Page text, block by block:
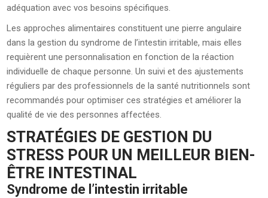
adéquation avec vos besoins spécifiques.
Les approches alimentaires constituent une pierre angulaire
dans la gestion du syndrome de l’intestin irritable, mais elles
requièrent une personnalisation en fonction de la réaction
individuelle de chaque personne. Un suivi et des ajustements
réguliers par des professionnels de la santé nutritionnels sont
recommandés pour optimiser ces stratégies et améliorer la
qualité de vie des personnes affectées.
STRATÉGIES DE GESTION DU
STRESS POUR UN MEILLEUR BIEN-
ÊTRE INTESTINAL
Syndrome de l’intestin irritable